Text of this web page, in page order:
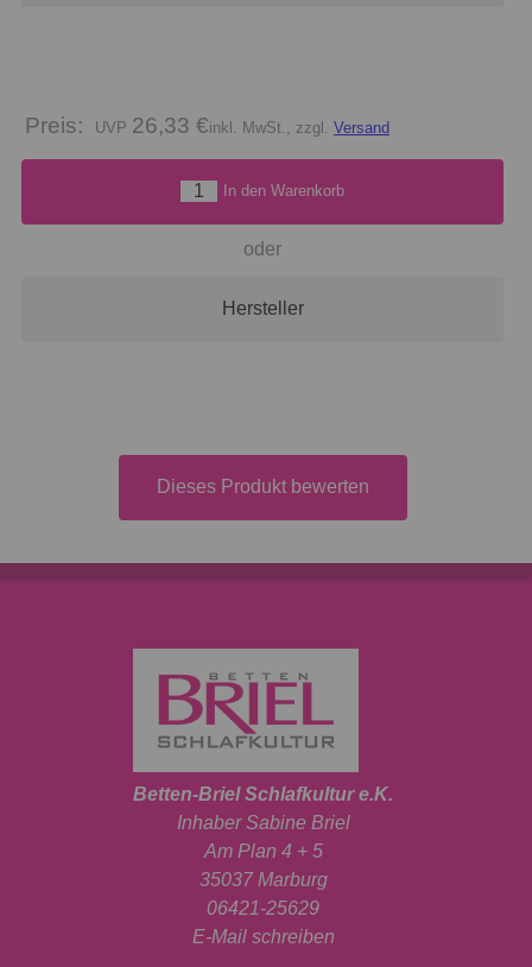
Preis: 26,33 €inkl. MwSt., zzgl. Versand
In den Warenkorb
oder
Hersteller
Dieses Produkt bewerten
Betten-Briel Schlafkultur e.K.
Inhaber Sabine Briel
Am Plan 4 + 5
35037 Marburg
06421-25629
E-Mail schreiben